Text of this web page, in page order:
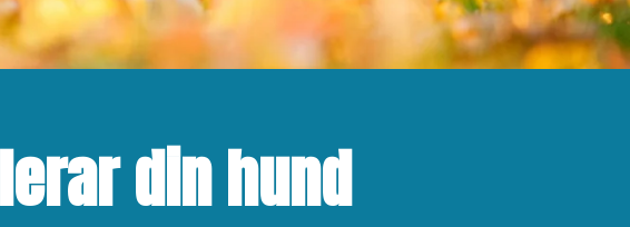
din hund